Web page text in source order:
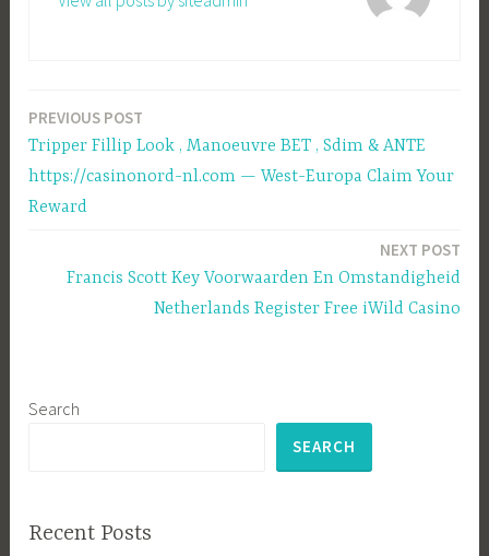
Post
navigation
PREVIOUS POST
Tripper Fillip Look , Manoeuvre BET , Sdim & ANTE
https://casinonord-nl.com — West-Europa Claim Your
Reward
NEXT POST
Francis Scott Key Voorwaarden En Omstandigheid
Netherlands Register Free iWild Casino
Search
SEARCH
Recent Posts